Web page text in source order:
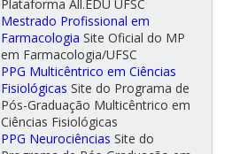
Plataforma All.EDU UFSC
Mestrado Profissional em
Farmacologia Site Oficial do MP
em Farmacologia/UFSC
PPG Multicêntrico em Ciências
Fisiológicas Site do Programa de
Pós-Graduação Multicêntrico em
Ciências Fisiológicas
PPG Neurociências Site do